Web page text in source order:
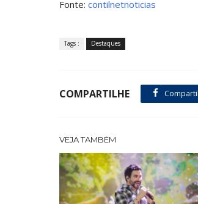
Fonte: contilnetnoticias
Tags : Destaques
COMPARTILHE
VEJA TAMBÉM